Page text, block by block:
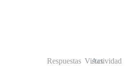
Respuestas Vistas
Actividad